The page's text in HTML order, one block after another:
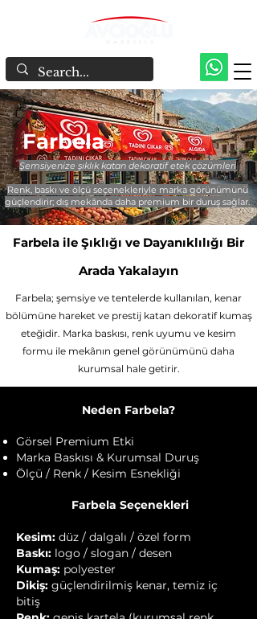
Farbela
Şemsiyenize şıklık katan dekoratif etek çözümleri
Renk, baskı ve ölçü seçenekleriyle marka görünümünü
güçlendirir; dış mekânda daha premium bir duruş sağlar.
Farbela ile Şıklığı ve Dayanıklılığı Bir
Arada Yakalayın
Farbela; şemsiye ve tentelerde kullanılan, kenar
bölümüne hareket ve prestij katan dekoratif kumaş
eteğidir. Marka baskısı, renk uyumu ve kesim
formu ile mekânın genel görünümünü daha
kurumsal hale getirir.
Neden Farbela?
Görsel Premium Etki
Marka Baskısı & Kurumsal Duruş
Ölçü / Renk / Kesim Esnekliği
Farbela Seçenekleri
Kesim: düz / dalgalı / özel form
Baskı: logo / slogan / desen
Kumaş: polyester
Dikiş: güçlendirilmiş kenar, temiz iç
bitiş